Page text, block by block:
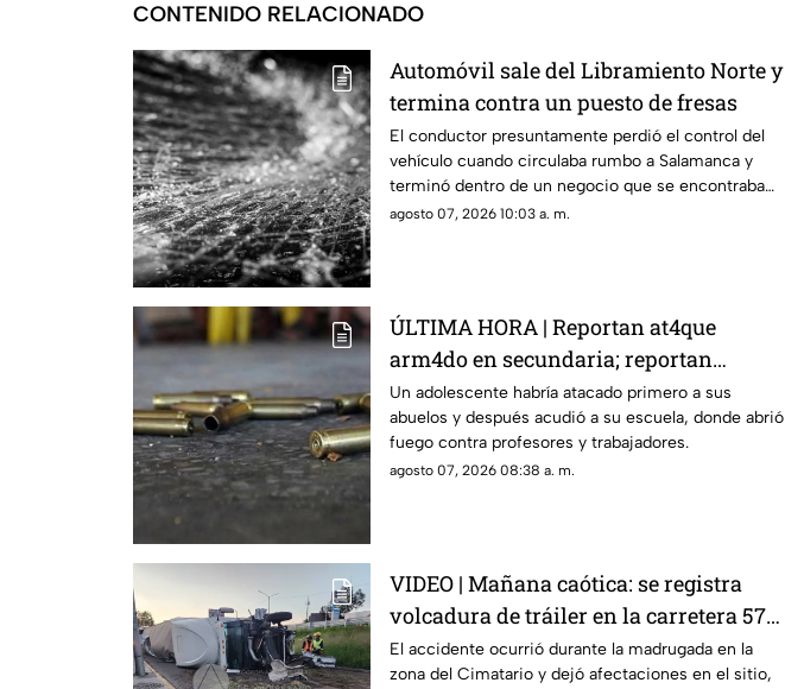
CONTENIDO RELACIONADO
Automóvil sale del Libramiento Norte y
termina contra un puesto de fresas
El conductor presuntamente perdió el control del
vehículo cuando circulaba rumbo a Salamanca y
terminó dentro de un negocio que se encontraba
abierto.
agosto 07, 2026 10:03 a. m.
ÚLTIMA HORA | Reportan at4que
arm4do en secundaria; reportan
mu3rtos y decenas de heridos (+VIDEO
DELICADO)
Un adolescente habría atacado primero a sus
abuelos y después acudió a su escuela, donde abrió
fuego contra profesores y trabajadores.
agosto 07, 2026 08:38 a. m.
VIDEO | Mañana caótica: se registra
volcadura de tráiler en la carretera 57
rumbo a Celaya
El accidente ocurrió durante la madrugada en la
zona del Cimatario y dejó afectaciones en el sitio,